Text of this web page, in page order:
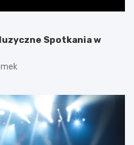
Spotkania w